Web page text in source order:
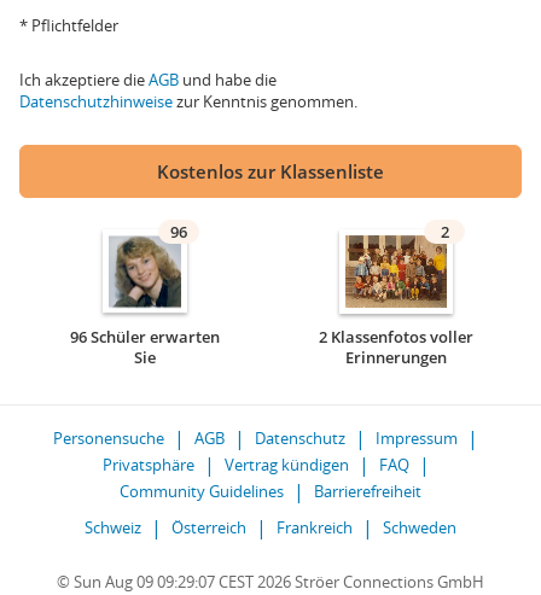
* Pflichtfelder
Ich akzeptiere dieAGB und habe die
Datenschutzhinweisezur Kenntnis genommen.
Kostenlos zur Klassenliste
96
96 Schüler erwarten
Sie
2
2 Klassenfotos voller
Erinnerungen
Personensuche AGB Datenschutz
Impressum
Privatsphäre
Vertrag kündigen
FAQ
Community Guidelines
Barrierefreiheit
Schweiz
Österreich Frankreich Schweden
© Sun Aug 09 09:29:07 CEST 2026 Ströer Connections GmbH